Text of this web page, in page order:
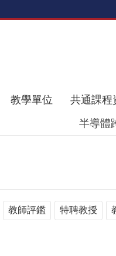
教學單位 共通課程
半導體
教師評鑑 特聘教授